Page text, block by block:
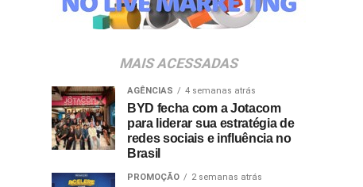
MAIS ACESSADAS
AGÊNCIAS 4 semanas atrás
BYD fecha com a Jotacom
para liderar sua estratégia de
redes sociais e influência no
Brasil
PROMOÇÃO 2 semanas atrás